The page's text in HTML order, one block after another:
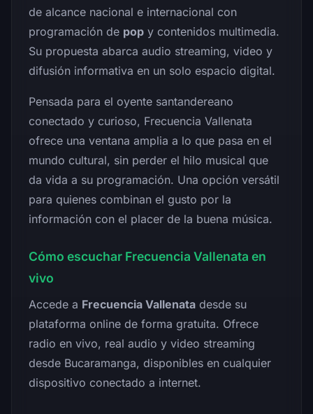
de alcance nacional e internacional con
programación de pop y contenidos multimedia.
Su propuesta abarca audio streaming, video y
difusión informativa en un solo espacio digital.
Pensada para el oyente santandereano
conectado y curioso, Frecuencia Vallenata
ofrece una ventana amplia a lo que pasa en el
mundo cultural, sin perder el hilo musical que
da vida a su programación. Una opción versátil
para quienes combinan el gusto por la
información con el placer de la buena música.
Cómo escuchar Frecuencia Vallenata en
vivo
Accede a Frecuencia Vallenata desde su
plataforma online de forma gratuita. Ofrece
radio en vivo, real audio y video streaming
desde Bucaramanga, disponibles en cualquier
dispositivo conectado a internet.